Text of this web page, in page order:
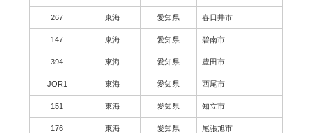
267 東海 愛知県 春日井市
147 東海 愛知県 碧南市
394 東海 愛知県 豊田市
JOR1 東海 愛知県 西尾市
151 東海 愛知県 知立市
176 東海 愛知県 尾張旭市